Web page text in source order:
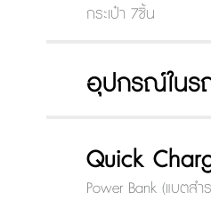
กระเป๋า 7ชิ้น
อุปกรณ์ในร
Quick
Power Bank (แบตสำ